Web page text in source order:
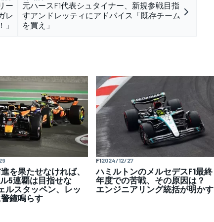
ー
レ
元ハースF1代表シュタイナー、新規参戦目指
すアンドレッティにアドバイス「既存チーム
を買え」
を果たせなければ、
5連覇は目指せな
ルスタッペン、レッ
警鐘鳴らす
F12024/12/27
ハミルトンのメルセデスF1最終
年度での苦戦、その原因は？
エンジニアリング統括が明かす